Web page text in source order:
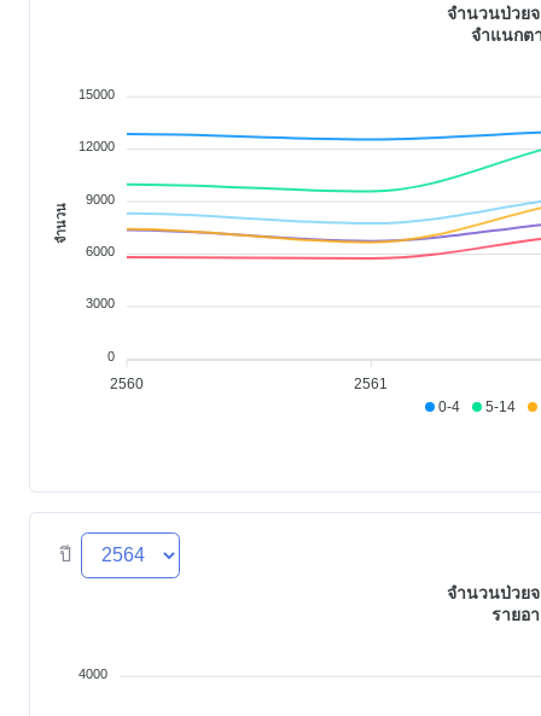
0-4 5-14
2560 2561
จำนวนป่วย
จำแนกต
15000
12000
9000
6000
3000
0
จำนวน
ปี
จำนวนป่วย
รายอ
4000